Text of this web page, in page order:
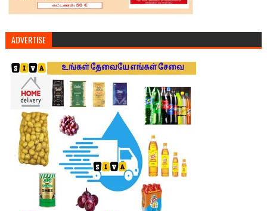
ADVERTISE